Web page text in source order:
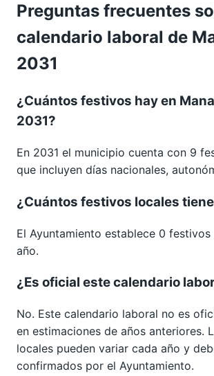
Preguntas frecuentes
calendario laboral de
2031
¿Cuántos festivos hay en
2031?
En 2031 el municipio cuenta con 9
que incluyen días nacionales,
¿Cuántos festivos locales
El Ayuntamiento establece 0 festivos
año.
¿Es oficial este calendario
No. Este calendario laboral no es
en estimaciones de años anteriores.
locales pueden variar cada año y
confirmados por el Ayuntamiento.